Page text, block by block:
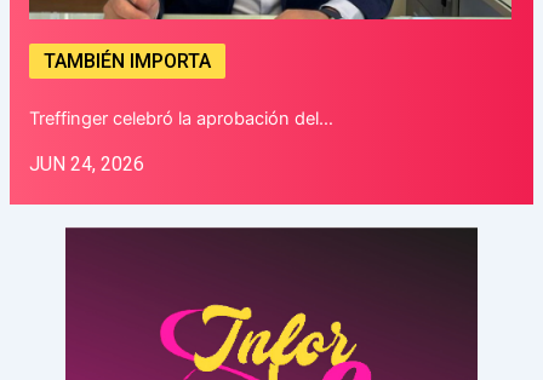
TAMBIÉN IMPORTA
Treffinger celebró la aprobación del…
JUN 24, 2026